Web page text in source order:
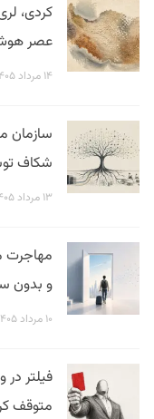
کردی،
عصر هوش
۱۴ مرداد ۱۴۰۵
سازمان
شکاف
۱۳ مرداد ۱۴۰۵
مهاجرت
و بدون
۱۰ مرداد ۱۴۰۵
متوقف